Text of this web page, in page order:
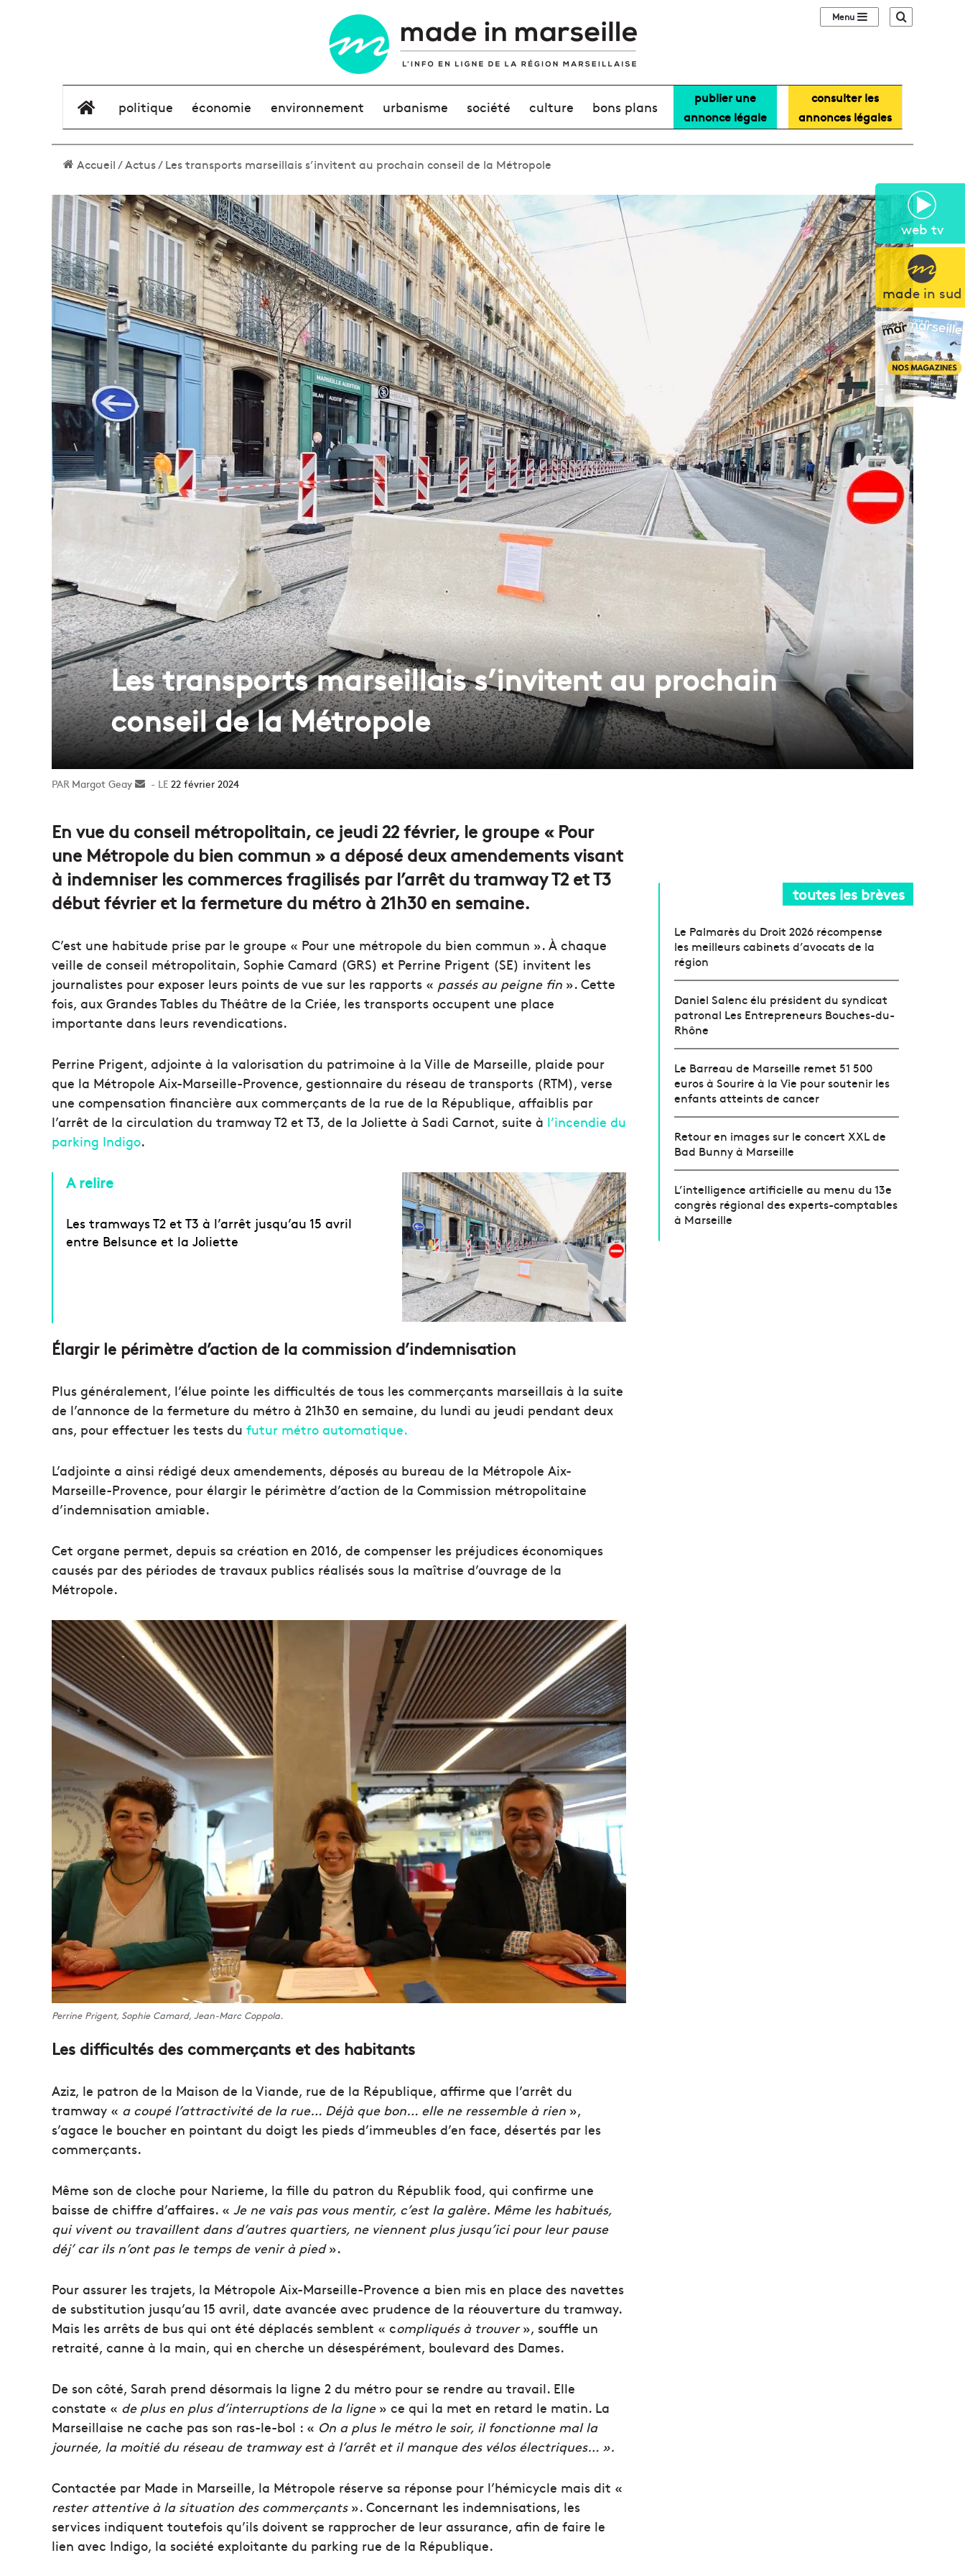
web tv
made in sud
Sidebar (barre
élément de menu
politique économie environnement urbanisme société culture bons plans
publier une
annonce légale
consulter les
annonces légales
Accueil/Actus/Les transports marseillais s’invitent au prochain conseil de la Métropole
Les transports marseillais s’invitent au prochain
conseil de la Métropole
Margot Geay
Envoyer22 février 2024
En vue du conseil métropolitain, ce jeudi 22 février, le groupe « Pour
une Métropole du bien commun » a déposé deux amendements visant
à indemniser les commerces fragilisés par l’arrêt du tramway T2 et T3
début février et la fermeture du métro à 21h30 en semaine.
C’est une habitude prise par le groupe « Pour une métropole du bien commun ». À chaque
veille de conseil métropolitain, Sophie Camard (GRS) et Perrine Prigent (SE) invitent les
journalistes pour exposer leurs points de vue sur les rapports « passés au peigne fin ». Cette
fois, aux Grandes Tables du Théâtre de la Criée, les transports occupent une place
importante dans leurs revendications.
Perrine Prigent, adjointe à la valorisation du patrimoine à la Ville de Marseille, plaide pour
que la Métropole Aix-Marseille-Provence, gestionnaire du réseau de transports (RTM), verse
une compensation financière aux commerçants de la rue de la République, affaiblis par
l’arrêt de la circulation du tramway T2 et T3, de la Joliette à Sadi Carnot, suite à l’incendie du
parking Indigo.
A relire
Les tramways T2 et T3 à l’arrêt jusqu’au 15 avril
entre Belsunce et la Joliette
Élargir le périmètre d’action de la commission d’indemnisation
Plus généralement, l’élue pointe les difficultés de tous les commerçants marseillais à la suite
de l’annonce de la fermeture du métro à 21h30 en semaine, du lundi au jeudi pendant deux
ans, pour effectuer les tests du futur métro automatique.
L’adjointe a ainsi rédigé deux amendements, déposés au bureau de la Métropole Aix-
Marseille-Provence, pour élargir le périmètre d’action de la Commission métropolitaine
d’indemnisation amiable.
Cet organe permet, depuis sa création en 2016, de compenser les préjudices économiques
causés par des périodes de travaux publics réalisés sous la maîtrise d’ouvrage de la
Métropole.
Perrine Prigent, Sophie Camard, Jean-Marc Coppola.
Les difficultés des commerçants et des habitants
Aziz, le patron de la Maison de la Viande, rue de la République, affirme que l’arrêt du
tramway « a coupé l’attractivité de la rue… Déjà que bon… elle ne ressemble à rien »,
s’agace le boucher en pointant du doigt les pieds d’immeubles d’en face, désertés par les
commerçants.
Même son de cloche pour Narieme, la fille du patron du Républik food, qui confirme une
baisse de chiffre d’affaires. « Je ne vais pas vous mentir, c’est la galère. Même les habitués,
qui vivent ou travaillent dans d’autres quartiers, ne viennent plus jusqu’ici pour leur pause
déj’ car ils n’ont pas le temps de venir à pied».
Pour assurer les trajets, la Métropole Aix-Marseille-Provence a bien mis en place des navettes
de substitution jusqu’au 15 avril, date avancée avec prudence de la réouverture du tramway.
Mais les arrêts de bus qui ont été déplacés semblent « compliqués à trouver», souffle un
retraité, canne à la main, qui en cherche un désespérément, boulevard des Dames.
De son côté, Sarah prend désormais la ligne 2 du métro pour se rendre au travail. Elle
constate « de plus en plus d’interruptions de la ligne» ce qui la met en retard le matin. La
Marseillaise ne cache pas son ras-le-bol : « On a plus le métro le soir, il fonctionne mal la
journée, la moitié du réseau de tramway est à l’arrêt et il manque des vélos électriques… ».
Contactée par Made in Marseille, la Métropole réserve sa réponse pour l’hémicycle mais dit «
rester attentive à la situation des commerçants». Concernant les indemnisations, les
services indiquent toutefois qu’ils doivent se rapprocher de leur assurance, afin de faire le
lien avec Indigo, la société exploitante du parking rue de la République.
toutes les brèves
Le Palmarès du Droit 2026 récompense
les meilleurs cabinets d’avocats de la
région
Daniel Salenc élu président du syndicat
patronal Les Entrepreneurs Bouches-du-
Rhône
Le Barreau de Marseille remet 51 500
euros à Sourire à la Vie pour soutenir les
enfants atteints de cancer
Retour en images sur le concert XXL de
Bad Bunny à Marseille
L’intelligence artificielle au menu du 13e
congrès régional des experts-comptables
à Marseille